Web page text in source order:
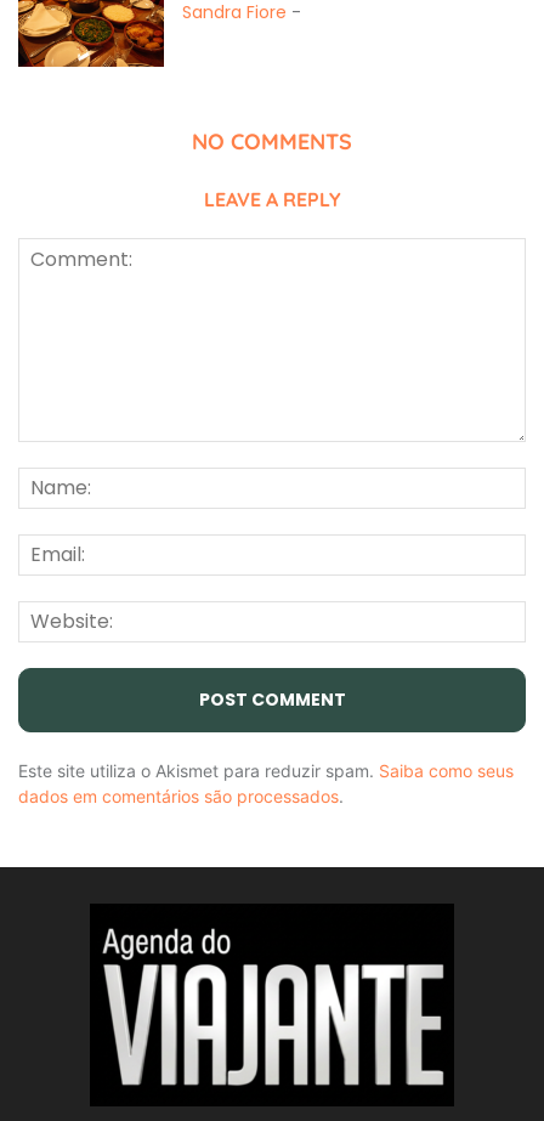
Sandra Fiore -
NO COMMENTS
LEAVE A REPLY
Este site utiliza o Akismet para reduzir spam. Saiba como seus
dados em comentários são processados.